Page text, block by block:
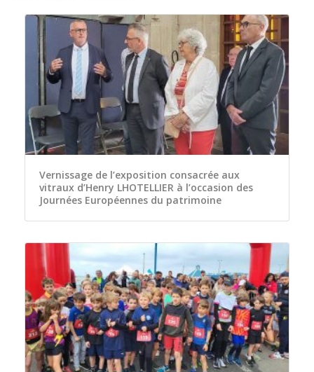
Vernissage de l’exposition consacrée aux
vitraux d’Henry LHOTELLIER à l’occasion des
Journées Européennes du patrimoine